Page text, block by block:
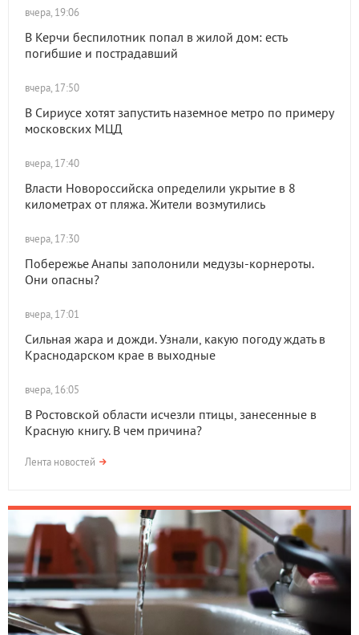
вчера, 19:06
В Керчи беспилотник попал в жилой дом: есть
погибшие и пострадавший
вчера, 17:50
В Сириусе хотят запустить наземное метро по примеру
московских МЦД
вчера, 17:40
Власти Новороссийска определили укрытие в 8
километрах от пляжа. Жители возмутились
вчера, 17:30
Побережье Анапы заполонили медузы-корнероты.
Они опасны?
вчера, 17:01
Сильная жара и дожди. Узнали, какую погоду ждать в
Краснодарском крае в выходные
вчера, 16:05
В Ростовской области исчезли птицы, занесенные в
Красную книгу. В чем причина?
Лента новостей